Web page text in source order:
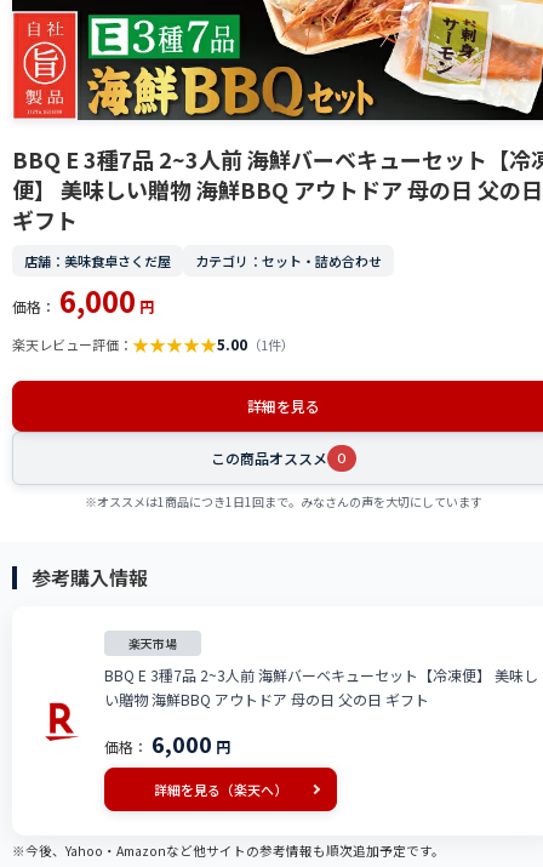
BBQ E 3種7品 2~3人前 海鮮バーベキューセット【冷
便】 美味しい贈物 海鮮BBQ アウトドア 母の日 父の日
ギフト
店舗：美味食卓さくだ屋 カテゴリ：セット・詰め合わせ
価格： 6,000 円
楽天レビュー評価： ★★★★★5.00 （1件）
詳細を見る
この商品オススメ 0
※オススメは1商品につき1日1回まで。みなさんの声を大切にしています
参考購入情報
楽天市場
BBQ E 3種7品 2~3人前 海鮮バーベキューセット【冷凍便】 美味し
い贈物 海鮮BBQ アウトドア 母の日 父の日 ギフト
価格： 6,000 円
詳細を見る（楽天へ）
※今後、Yahoo・Amazonなど他サイトの参考情報も順次追加予定です。